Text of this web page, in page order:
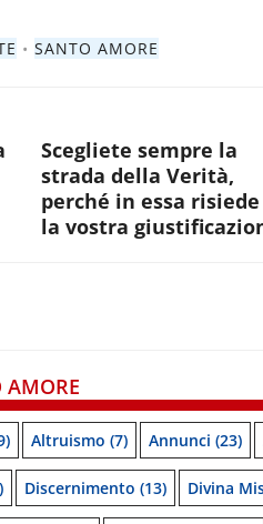
• SANTO AMORE
Scegliete sempre la
strada della Verità,
perché in essa risiede
la vostra
AMORE
Altruismo (7) Annunci (23)
Discernimento (13) Divina